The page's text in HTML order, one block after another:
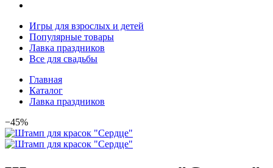
Игры для взрослых и детей
Популярные товары
Лавка праздников
Все для свадьбы
Главная
Каталог
Лавка праздников
−45%